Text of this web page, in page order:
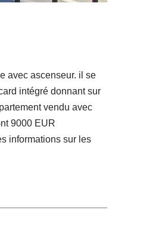
avec ascenseur. il se
intégré donnant sur
vendu avec
9000 EUR
informations sur les